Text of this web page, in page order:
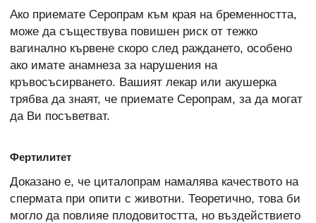
Ако приемате Серопрам към края на бременността,
може да съществува повишен риск от тежко
вагинално кървене скоро след раждането, особено
ако имате анамнеза за нарушения на
кръвосъсирването. Вашият лекар или акушерка
трябва да знаят, че приемате Серопрам, за да могат
да Ви посъветват.
Фертилитет
Доказано е, че циталопрам намалява качеството на
спермата при опити с животни. Теоретично, това би
могло да повлияе плодовитостта, но въздействието